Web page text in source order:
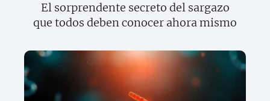
El sorprendente secreto del sargazo
que todos deben conocer ahora mismo